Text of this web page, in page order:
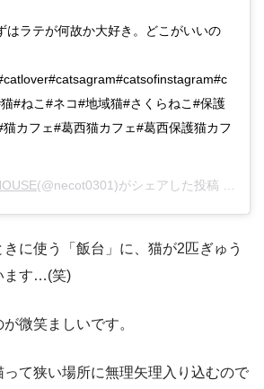
はラテが何故か大好き。どこがいいの
#ねこ#ネコ#地域猫#さくらねこ#保護
カフェ#葛西猫カフェ#葛西保護猫カフ
(@necot0301)がシェアした投稿 –
に使う「飯台」に、猫が2匹ぎゅう
ます…(笑)
微笑ましいです。
って狭い場所に無理矢理入り込むので